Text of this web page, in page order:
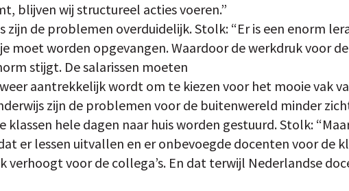
blijven wij structureel acties voeren.”
zijn de problemen overduidelijk. Stolk: “Er is een enorm
moet worden opgevangen. Waardoor de werkdruk voor
stijgt. De salarissen moeten
aantrekkelijk wordt om te kiezen voor het mooie vak
zijn de problemen voor de buitenwereld minder
klassen hele dagen naar huis worden gestuurd. Stolk:
er lessen uitvallen en er onbevoegde docenten voor de
verhoogt voor de collega’s. En dat terwijl Nederlandse